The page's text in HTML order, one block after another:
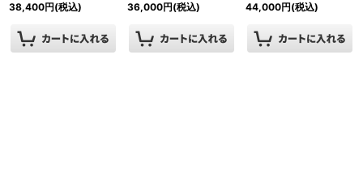
38,400円(税込)
36,000円(税込)
44,000円(税込)